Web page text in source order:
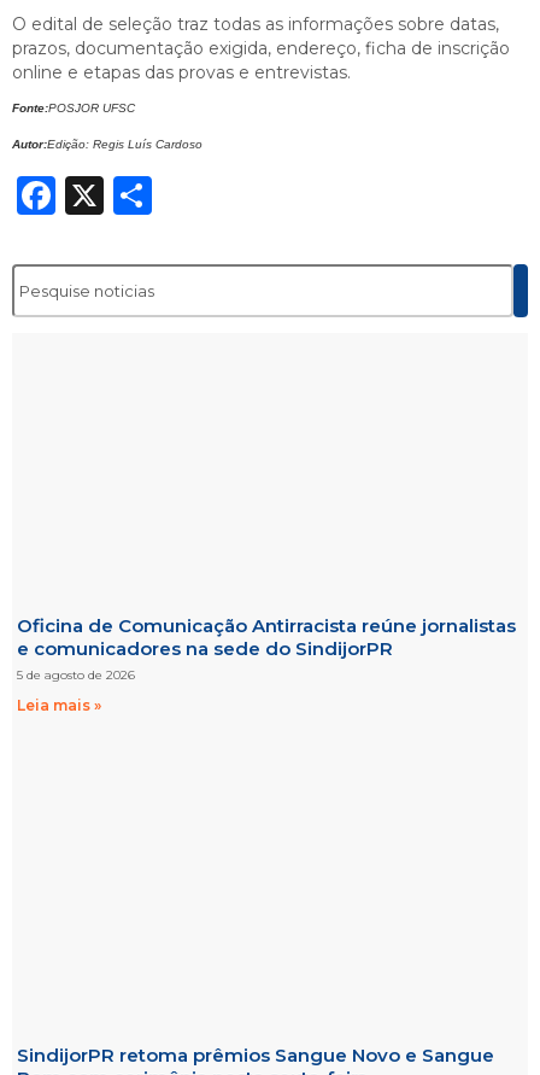
O edital de seleção traz todas as informações sobre datas,
prazos, documentação exigida, endereço, ficha de inscrição
online e etapas das provas e entrevistas.
Fonte:POSJOR UFSC
Autor:Edição: Regis Luís Cardoso
Facebook
X
Oficina de Comunicação Antirracista reúne jornalistas
e comunicadores na sede do SindijorPR
5 de agosto de 2026
Leia mais »
SindijorPR retoma prêmios Sangue Novo e Sangue